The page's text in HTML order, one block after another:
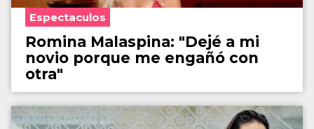
Espectaculos
Romina Malaspina: "Dejé a mi
novio porque me engañó con
otra"